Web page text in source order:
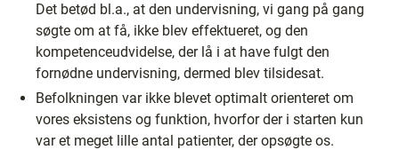
Det betød bl.a., at den undervisning, vi gang på gang
søgte om at få, ikke blev effektueret, og den
kompetenceudvidelse, der lå i at have fulgt den
fornødne undervisning, dermed blev tilsidesat.
Befolkningen var ikke blevet optimalt orienteret om
vores eksistens og funktion, hvorfor der i starten kun
var et meget lille antal patienter, der opsøgte os.